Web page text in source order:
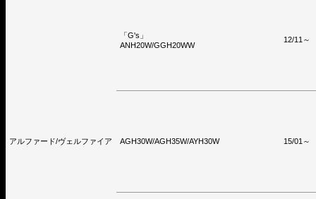
アルファード/ヴェルファイア
「G's」
ANH20W/GGH20WW
12/11～
AGH30W/AGH35W/AYH30W 15/01～